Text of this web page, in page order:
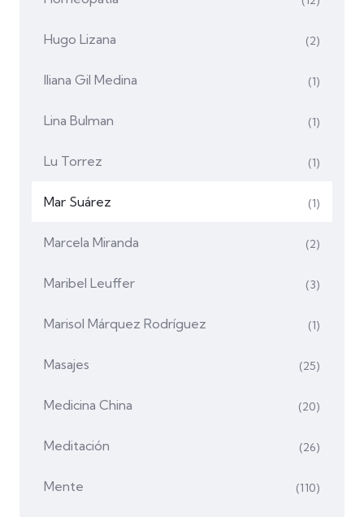
Hugo Lizana (2)
Iliana Gil Medina (1)
Lina Bulman (1)
Lu Torrez (1)
Mar Suárez (1)
Marcela Miranda (2)
Maribel Leuffer (3)
Marisol Márquez Rodríguez (1)
Masajes (25)
Medicina China (20)
Meditación (26)
Mente (110)